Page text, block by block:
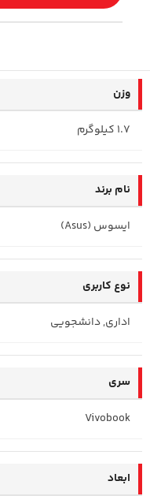
وزن
1.7 کیلوگرم
نام برند
ایسوس (Asus)
نوع کاربری
اداری, دانشجویی
سری
Vivobook
ابعاد